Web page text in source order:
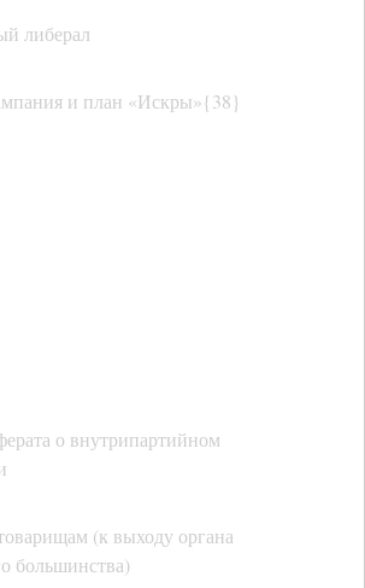
либерал
и план «Искры»{38}
о внутрипартийном
(к выходу органа
большинства)